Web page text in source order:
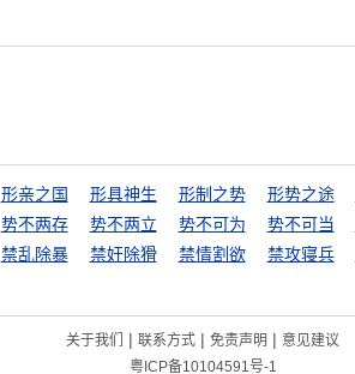
形亲之国 形具神生 形制之势 形势之途
势不两存 势不两立 势不可为 势不可当
禁乱除暴 禁奸除猾 禁情割欲 禁攻寝兵
关于我们 | 联系方式 | 免责声明 | 意见建议
粤ICP备10104591号-1